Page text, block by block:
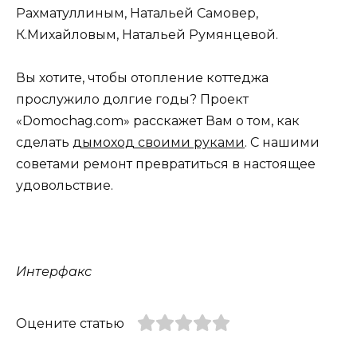
Рахматуллиным, Натальей Самовер,
К.Михайловым, Натальей Румянцевой.
Вы хотите, чтобы отопление коттеджа
прослужило долгие годы? Проект
«Domochag.com» расскажет Вам о том, как
сделать дымоход своими руками. С нашими
советами ремонт превратиться в настоящее
удовольствие.
Интерфакс
Оцените статью